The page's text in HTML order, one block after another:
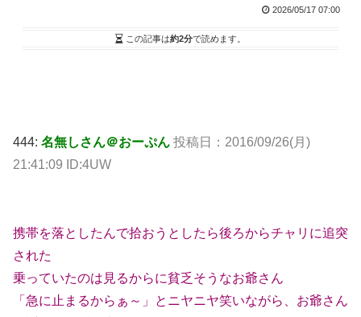
2026/05/17 07:00
この記事は約2分で読めます。
444: 名無しさん＠おーぷん 投稿日：2016/09/26(月)
21:41:09 ID:4UW
携帯を落としたんで拾おうとしたら後ろからチャリに追突
された
乗っていたのは見るからに貧乏そうなお爺さん
「急に止まるからぁ～」とニヤニヤ笑いながら、お爺さん